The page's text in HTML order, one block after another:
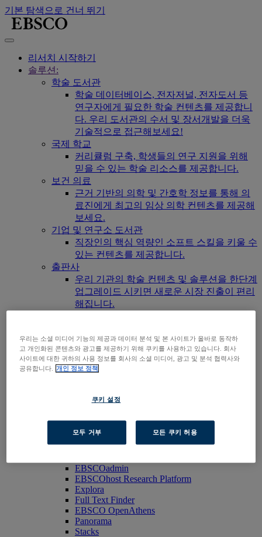
기본 탐색으로 건너 뛰기
리서치 시작하기
솔루션:
학술 도서관
학술 데이터베이스, 전자저널, 전자도서 등
연구자에게 필요한 학술 컨텐츠를 제공합니
다. 우리 도서관의 수서 및 장서개발을 더욱
기술적으로 접근해보세요!
국제 학교
커리큘럼 구축, 학생들의 연구 지원을 위해
믿을 수 있는 학술 리소스를 제공합니다.
보건 의료
근거 기반의 의학 및 간호학 정보를 통해 의
료진에게 최고의 임상 의학 컨텐츠를 제공해
보세요.
기업 및 연구소 도서관
직장인의 핵심 역량인 소프트 스킬을 키울 수
있는 컨텐츠를 제공합니다.
출판사
우리 기관의 학술 컨텐츠 및 솔루션을 한단계
업그레이드 시키면 새로운 시장 진출이 편리
해집니다.
지 확인하려면, 우리 도서관 찾기 기능을 활
용해보세요.
EBSCOhost 바로가기
제품 살펴보기
BiblioGraph
EBSCO Discovery Service
EBSCO FOLIO
EBSCOadmin
EBSCOhost Research Platform
Explora
Full Text Finder
EBSCO OpenAthens
Panorama
Stacks
우리는 소셜 미디어 기능의 제공과 데이터 분석 및 본 사이트가 올바로 동작하
고 개인화된 콘텐츠와 광고를 제공하기 위해 쿠키를 사용하고 있습니다. 회사
사이트에 대한 귀하의 사용 정보를 회사의 소셜 미디어, 광고 및 분석 협력사와
공유합니다. 개인 정보 정책
쿠키 설정
모두 거부 모든 쿠키 허용